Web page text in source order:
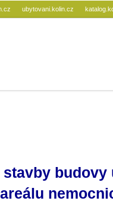
ubytovani.kolin.cz
stavby